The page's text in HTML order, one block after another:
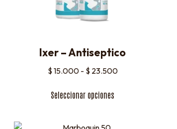
Ixer – Antiseptico
$ 15.000 - $ 23.500
Seleccionar opciones